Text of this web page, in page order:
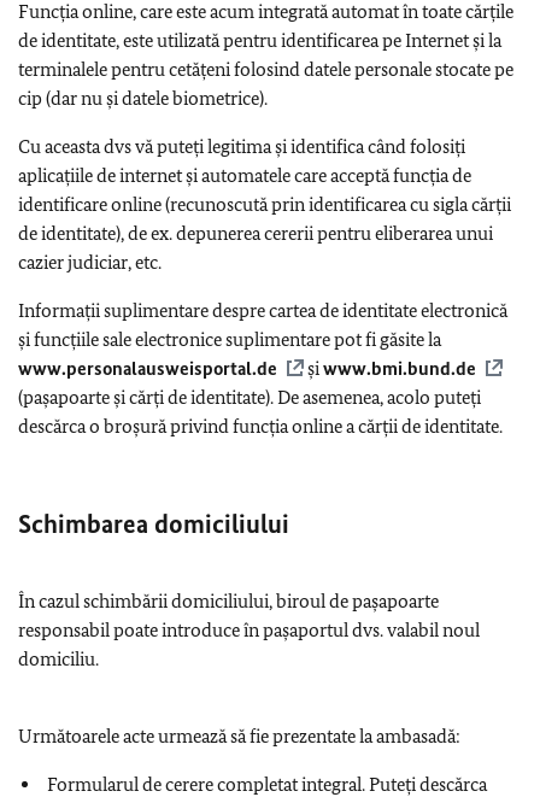
Funcția online, care este acum integrată automat în toate cărțile
de identitate, este utilizată pentru identificarea pe Internet și la
terminalele pentru cetățeni folosind datele personale stocate pe
cip (dar nu și datele biometrice).
Cu aceasta dvs vă puteți legitima și identifica când folosiți
aplicațiile de internet și automatele care acceptă funcția de
identificare online (recunoscută prin identificarea cu sigla cărții
de identitate), de ex. depunerea cererii pentru eliberarea unui
cazier judiciar, etc.
Informații suplimentare despre cartea de identitate electronică
și funcțiile sale electronice suplimentare pot fi găsite la
www.personalausweisportal.de
șiwww.bmi.bund.de
(pașapoarte și cărți de identitate). De asemenea, acolo puteți
descărca o broșură privind funcția online a cărții de identitate.
Schimbarea domiciliului
În cazul schimbării domiciliului, biroul de pașapoarte
responsabil poate introduce în pașaportul dvs. valabil noul
domiciliu.
Următoarele acte urmează să fie prezentate la ambasadă:
Formularul de cerere completat integral. Puteți descărca